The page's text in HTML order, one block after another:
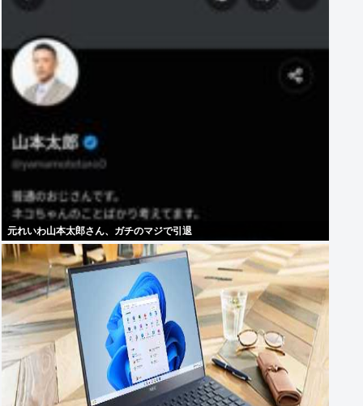
元れいわ山本太郎さん、ガチのマジで引退